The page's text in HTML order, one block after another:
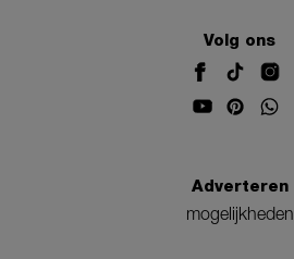
Volg ons
Adverteren
mogelijkheden